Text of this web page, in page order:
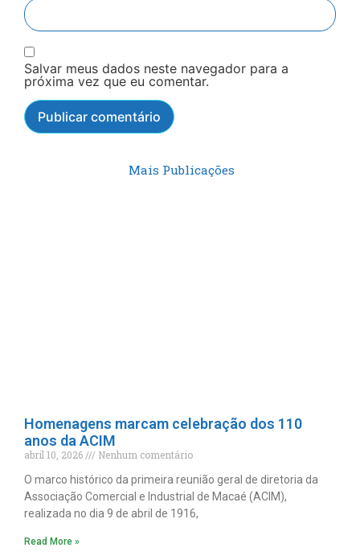
Salvar meus dados neste navegador para a
próxima vez que eu comentar.
Mais Publicações
Homenagens marcam celebração dos 110
anos da ACIM
abril 10, 2026
Nenhum comentário
O marco histórico da primeira reunião geral de diretoria da
Associação Comercial e Industrial de Macaé (ACIM),
realizada no dia 9 de abril de 1916,
Read More »